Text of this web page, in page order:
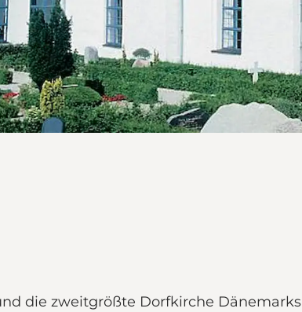
die zweitgrößte Dorfkirche Dänemarks